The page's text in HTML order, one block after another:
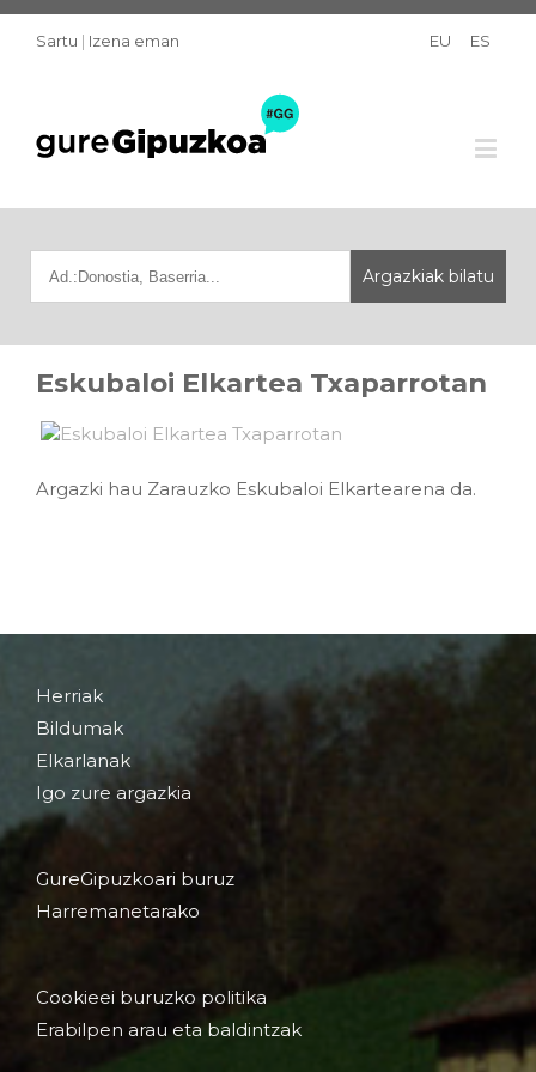
Sartu | Izena eman EU ES
Eskubaloi Elkartea Txaparrotan
Argazki hau Zarauzko Eskubaloi Elkartearena da.
Herriak
Bildumak
Elkarlanak
Igo zure argazkia
GureGipuzkoari buruz
Harremanetarako
Cookieei buruzko politika
Erabilpen arau eta baldintzak